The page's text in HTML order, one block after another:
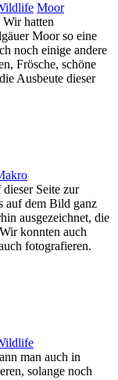
Moor
hatten
Moor so eine
noch einige andere
Frösche, schöne
Ausbeute dieser
Seite zur
auf dem Bild ganz
ausgezeichnet, die
konnten auch
fotografieren.
man auch in
solange noch